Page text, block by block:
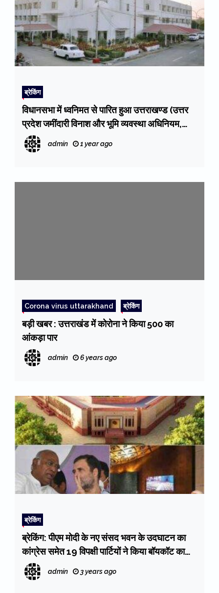
ब्रेकिंग
विधानसभा में ध्वनिमत से पारित हुआ उत्तराखण्ड (उत्तर
प्रदेश जमींदारी विनाश और भूमि व्यवस्था अधिनियम,
1950) (संशोधन) विधेयक, 2025
admin 1 year ago
Corona virus uttarakhand ब्रेकिंग
बड़ी खबर : उत्तराखंड में कोरोना ने किया 500 का
आंकड़ा पार
admin 6 years ago
ब्रेकिंग
ब्रेकिंग: पीएम मोदी के नए संसद भवन के उदघाटन का
कांग्रेस समेत 19 विपक्षी पार्टियों ने किया बॉयकॉट का
एलान (Boycott announcement)
admin 3 years ago